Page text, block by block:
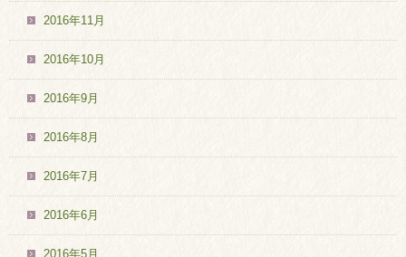
2016年11月
2016年10月
2016年9月
2016年8月
2016年7月
2016年6月
2016年5月